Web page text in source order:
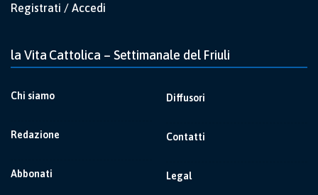
Registrati / Accedi
la Vita Cattolica – Settimanale del Friuli
Chi siamo
Redazione
Abbonati
Diffusori
Contatti
Legal